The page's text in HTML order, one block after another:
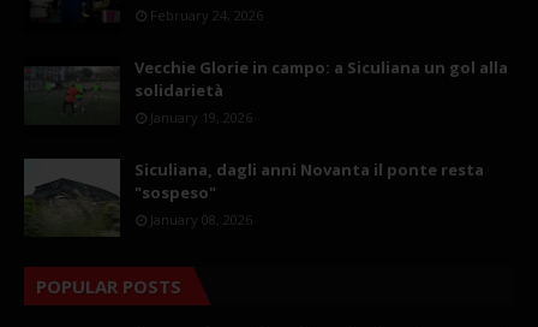
February 24, 2026
Vecchie Glorie in campo: a Siculiana un gol alla
solidarietà
January 19, 2026
Siculiana, dagli anni Novanta il ponte resta
"sospeso"
January 08, 2026
POPULAR POSTS